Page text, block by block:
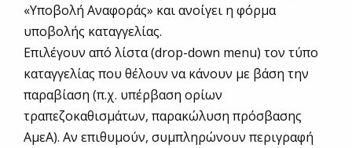
«Υποβολή Αναφοράς» και ανοίγει η φόρμα
υποβολής καταγγελίας.
Επιλέγουν από λίστα (drop-down menu) τον τύπο
καταγγελίας που θέλουν να κάνουν με βάση την
παραβίαση (π.χ. υπέρβαση ορίων
τραπεζοκαθισμάτων, παρακώλυση πρόσβασης
ΑμεΑ). Αν επιθυμούν, συμπληρώνουν περιγραφή